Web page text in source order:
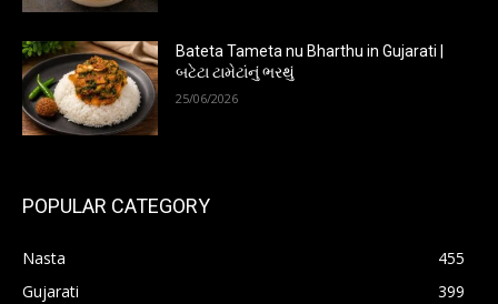
Bateta Tameta nu Bharthu in Gujarati |
બટેટા ટામેટાંનું ભરથું
25/06/2026
POPULAR CATEGORY
Nasta
455
Gujarati
399